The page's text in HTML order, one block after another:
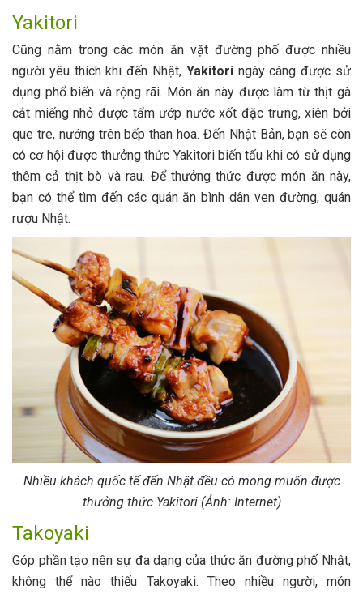
Yakitori
Cũng nằm trong các món ăn vặt đường phố được nhiều
người yêu thích khi đến Nhật, Yakitoringày càng được sử
dụng phổ biến và rộng rãi. Món ăn này được làm từ thịt gà
cắt miếng nhỏ được tẩm ướp nước xốt đặc trưng, xiên bởi
que tre, nướng trên bếp than hoa. Đến Nhật Bản, bạn sẽ còn
có cơ hội được thưởng thức Yakitori biến tấu khi có sử dụng
thêm cả thịt bò và rau. Để thưởng thức được món ăn này,
bạn có thể tìm đến các quán ăn bình dân ven đường, quán
rượu Nhật.
Nhiều khách quốc tế đến Nhật đều có mong muốn được
thưởng thức Yakitori (Ảnh: Internet)
Takoyaki
Góp phần tạo nên sự đa dạng của thức ăn đường phố Nhật,
không thể nào thiếu Takoyaki. Theo nhiều người, món